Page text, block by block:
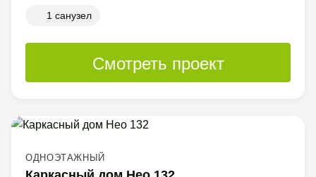
1 санузел
Смотреть проект
ОДНОЭТАЖНЫЙ